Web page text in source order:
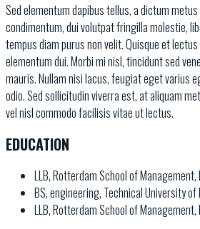
Sed elementum dapibus tellus, a dictum
condimentum, dui volutpat fringilla molestie,
tempus diam purus non velit. Quisque et
elementum dui. Morbi mi nisl, tincidunt sed
mauris. Nullam nisi lacus, feugiat eget varius
odio. Sed sollicitudin viverra est, at aliquam
vel nisl commodo facilisis vitae ut lectus.
EDUCATION
LLB, Rotterdam School of
BS, engineering, Technical University of
LLB, Rotterdam School of